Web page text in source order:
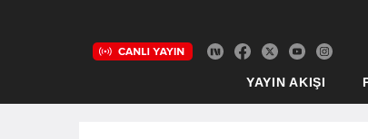
YAYIN AKIŞI